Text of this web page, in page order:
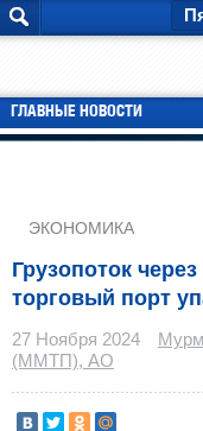
ГЛАВНЫЕ НОВОСТИ
ЭКОНОМИКА
Грузопоток
торговый порт
27 Ноября 2024
(ММТП), АО